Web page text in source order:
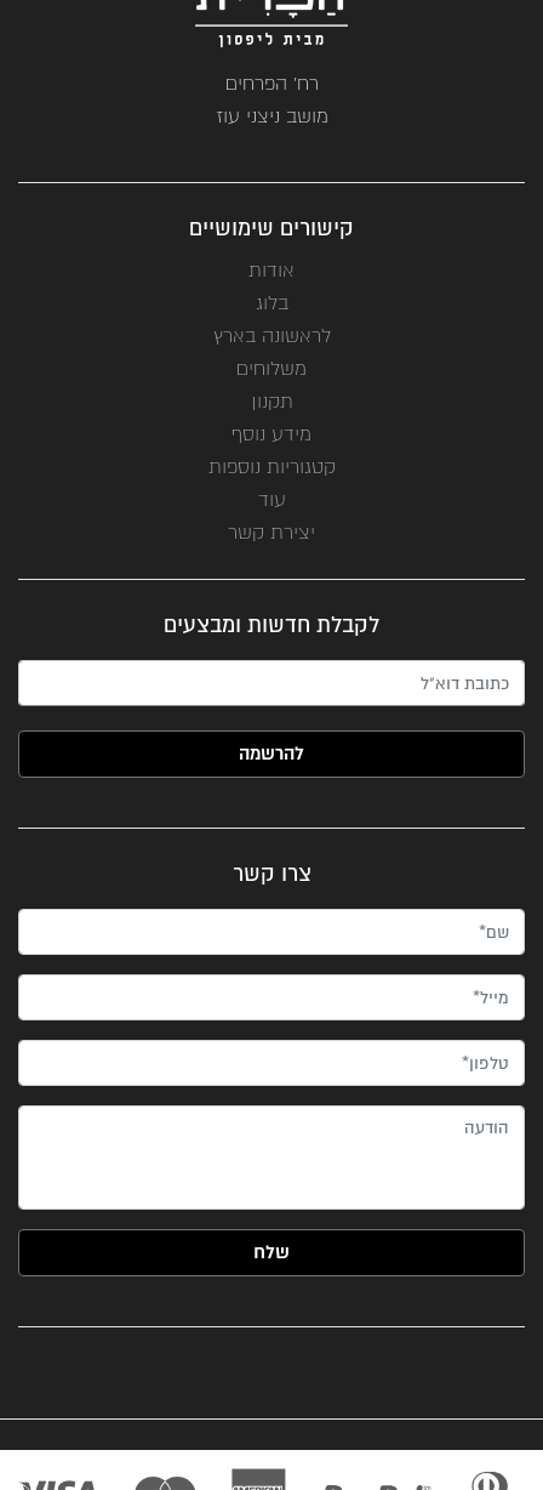
רח' הפרחים
מושב ניצני עוז
קישורים שימושיים
אודות
בלוג
לראשונה בארץ
משלוחים
תקנון
מידע נוסף
קטגוריות נוספות
עוד
יצירת קשר
לקבלת חדשות ומבצעים
האימייל שלך (חובה)
צרו קשר